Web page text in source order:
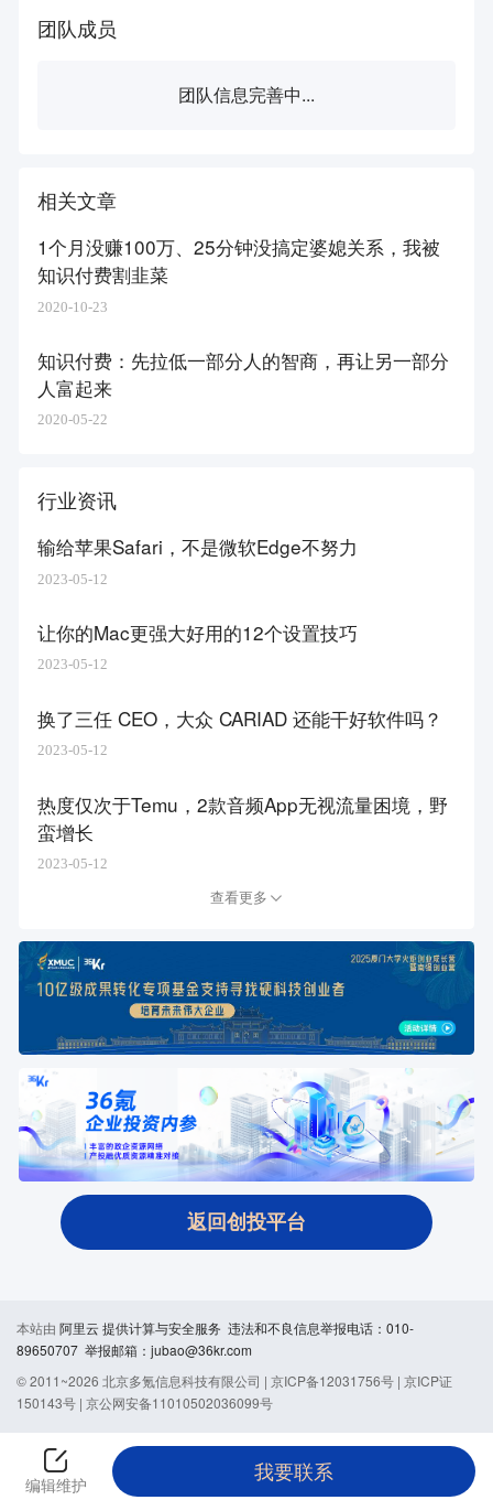
团队成员
团队信息完善中...
相关文章
1个月没赚100万、25分钟没搞定婆媳关系，我被
知识付费割韭菜
2020-10-23
知识付费：先拉低一部分人的智商，再让另一部分
人富起来
2020-05-22
行业资讯
输给苹果Safari，不是微软Edge不努力
2023-05-12
让你的Mac更强大好用的12个设置技巧
2023-05-12
换了三任 CEO，大众 CARIAD 还能干好软件吗？
2023-05-12
热度仅次于Temu，2款音频App无视流量困境，野
蛮增长
2023-05-12
查看更多
返回创投平台
编辑维护
我要联系
本站由 阿里云 提供计算与安全服务 违法和不良信息举报电话：010-
89650707 举报邮箱：jubao@36kr.com
© 2011~2026 北京多氪信息科技有限公司 | 京ICP备12031756号 | 京ICP证
150143号 | 京公网安备11010502036099号